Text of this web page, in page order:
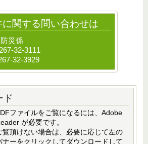
に関する問い合わせは
災係
32-3111
32-3929
ド
ファイルをご覧になるには、Adobe
が必要です。
覧頂けない場合は、必要に応じて左の
ナーをクリックしてダウンロードして